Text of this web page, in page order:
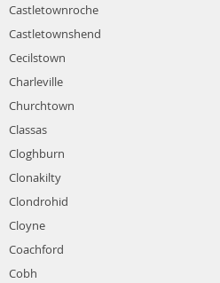
Castletownroche
Castletownshend
Cecilstown
Charleville
Churchtown
Classas
Cloghburn
Clonakilty
Clondrohid
Cloyne
Coachford
Cobh